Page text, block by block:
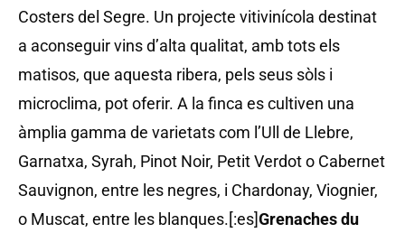
Costers del Segre. Un projecte vitivinícola destinat
a aconseguir vins d’alta qualitat, amb tots els
matisos, que aquesta ribera, pels seus sòls i
microclima, pot oferir. A la finca es cultiven una
àmplia gamma de varietats com l’Ull de Llebre,
Garnatxa, Syrah, Pinot Noir, Petit Verdot o Cabernet
Sauvignon, entre les negres, i Chardonay, Viognier,
o Muscat, entre les blanques.[:es]Grenaches du